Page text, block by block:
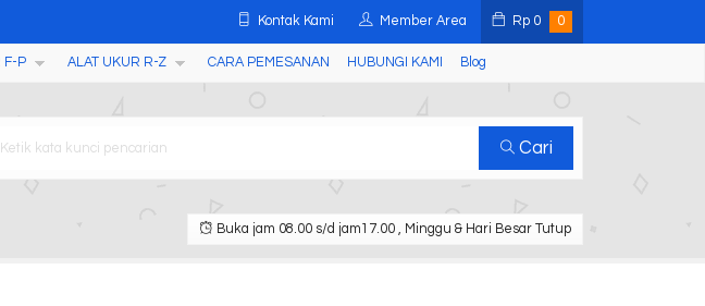
Kontak Kami Member Area Rp 0 0
F-P ALAT UKUR R-Z CARA PEMESANAN HUBUNGI KAMI Blog
Cari
Buka jam 08.00 s/d jam17.00 , Minggu & Hari Besar Tutup